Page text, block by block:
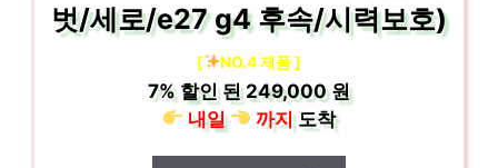
벗/세로/e27 g4 후속/시력보호)
[ NO.4 제품 ]
7% 할인 된249,000 원
내일
까지도착